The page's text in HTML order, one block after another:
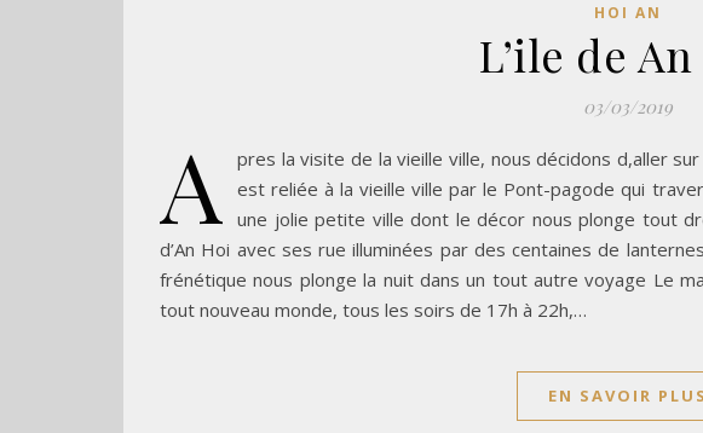
HOI AN
L’ile de
03/03/2019
A
pres la visite de la vieille ville, nous décidons d,aller
est reliée à la vieille ville par le Pont-pagode qui
une jolie petite ville dont le décor nous plonge tout
d’An Hoi avec ses rue illuminées par des centaines de
frénétique nous plonge la nuit dans un tout autre voyage Le
tout nouveau monde, tous les soirs de 17h à 22h,…
EN SAVOIR PLUS